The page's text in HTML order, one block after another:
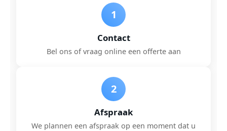
1
Contact
Bel ons of vraag online een offerte aan
2
Afspraak
We plannen een afspraak op een moment dat u